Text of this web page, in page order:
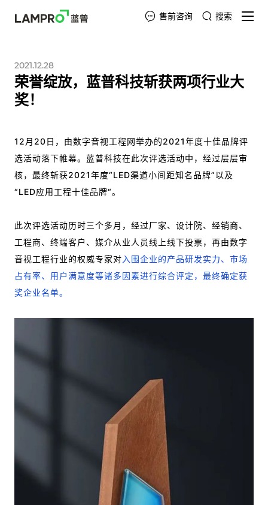
售前咨询 搜索
2021.12.28
荣誉绽放，蓝普科技斩获两项行业大
奖！
12月20日，由数字音视工程网举办的2021年度十佳品牌评
选活动落下帷幕。蓝普科技在此次评选活动中，经过层层审
核，最终斩获2021年度“LED渠道小间距知名品牌”以及
“LED应用工程十佳品牌“。
此次评选活动历时三个多月，经过厂家、设计院、经销商、
工程商、终端客户、媒介从业人员线上线下投票，再由数字
音视工程行业的权威专家对 入围企业的产品研发实力、市场
占有率、用户满意度等诸多因素进行综合评定，最终确定获
奖企业名单。